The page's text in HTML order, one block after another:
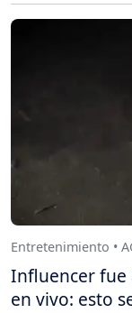
Entretenimiento •
Influencer fue
en vivo: esto